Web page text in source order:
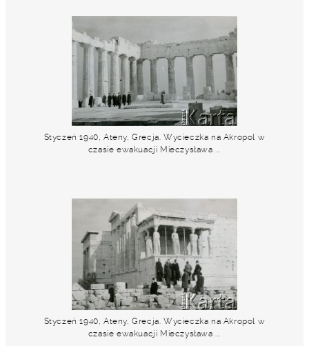
Styczeń 1940, Ateny, Grecja. Wycieczka na Akropol w
czasie ewakuacji Mieczysława ...
Styczeń 1940, Ateny, Grecja. Wycieczka na Akropol w
czasie ewakuacji Mieczysława ...